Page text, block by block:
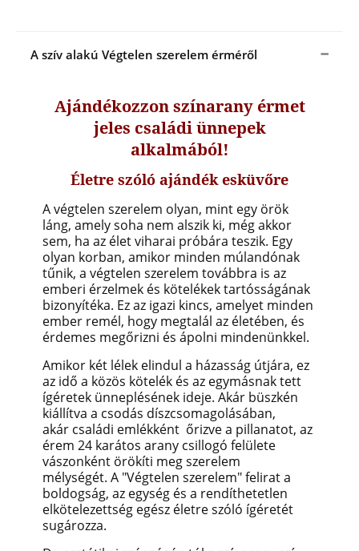
A szív alakú Végtelen szerelem érméről
Ajándékozzon színarany érmet
jeles családi ünnepek
alkalmából!
Életre szóló ajándék esküvőre
A végtelen szerelem olyan, mint egy örök
láng, amely soha nem alszik ki, még akkor
sem, ha az élet viharai próbára teszik. Egy
olyan korban, amikor minden múlandónak
tűnik, a végtelen szerelem továbbra is az
emberi érzelmek és kötelékek tartósságának
bizonyítéka. Ez az igazi kincs, amelyet minden
ember remél, hogy megtalál az életében, és
érdemes megőrizni és ápolni mindenünkkel.
Amikor két lélek elindul a házasság útjára, ez
az idő a közös kötelék és az egymásnak tett
ígéretek ünneplésének ideje. Akár büszkén
kiállítva a csodás díszcsomagolásában,
akár családi emlékként őrizve a pillanatot, az
érem 24 karátos arany csillogó felülete
vászonként örökíti meg szerelem
mélységét. A "Végtelen szerelem" felirat a
boldogság, az egység és a rendíthetetlen
elkötelezettség egész életre szóló ígéretét
sugározza.